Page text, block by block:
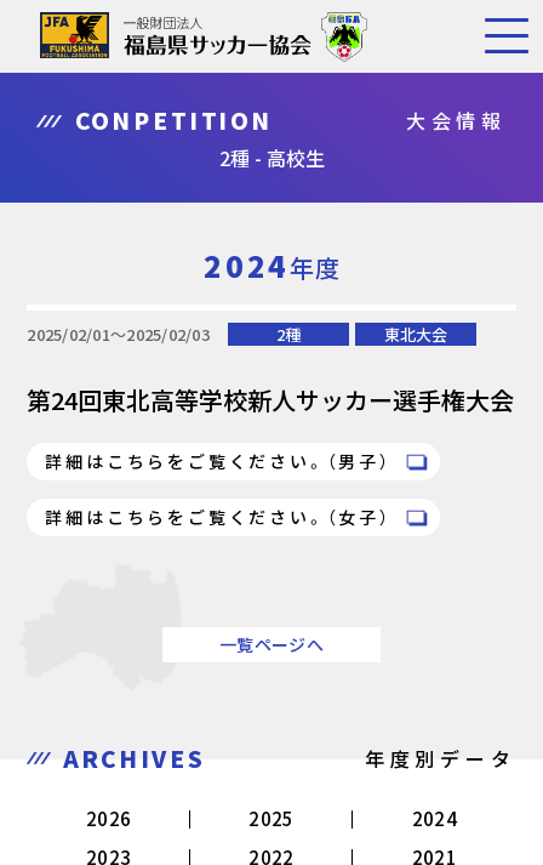
CONPETITION
大会情報
2種 - 高校生
2024年度
2025/02/01〜2025/02/03 2種 東北大会
第24回東北高等学校新人サッカー選手権大会
詳細はこちらをご覧ください。（男子）
詳細はこちらをご覧ください。（女子）
一覧ページへ
ARCHIVES 年度別データ
2026 2025
2024
2023
2022
2021